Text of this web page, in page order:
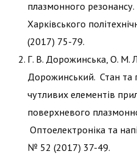
плазмонного
Харківського
(2017) 75-79.
Г. В. Дорожинська, О. М.
Дорожинський. Стан та
чутливих елементів
поверхневого
Оптоелектроніка та
№ 52 (2017) 37-49.